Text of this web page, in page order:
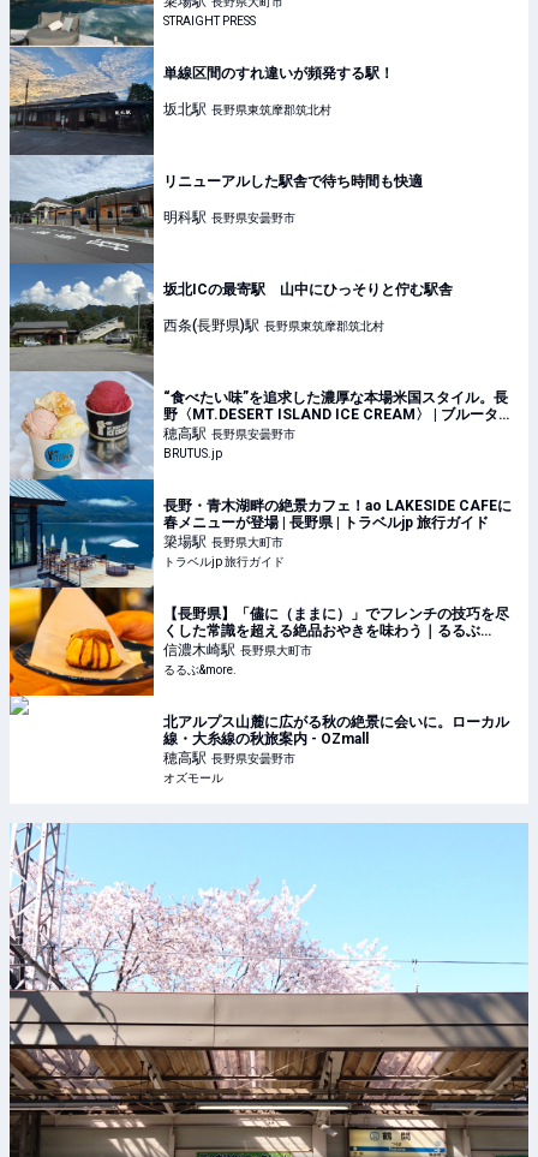
STRAIGHT PRESS
単線区間のすれ違いが頻発する駅！
坂北駅 長野県東筑摩郡筑北村
リニューアルした駅舎で待ち時間も快適
明科駅 長野県安曇野市
坂北ICの最寄駅 山中にひっそりと佇む駅舎
西条(長野県)駅 長野県東筑摩郡筑北村
“食べたい味”を追求した濃厚な本場米国スタイル。長
野〈MT.DESERT ISLAND ICE CREAM〉 | ブルータス|
BRUTUS.jp
穂高駅 長野県安曇野市
BRUTUS.jp
長野・青木湖畔の絶景カフェ！ao LAKESIDE CAFEに
春メニューが登場 | 長野県 | トラベルjp 旅行ガイド
簗場駅 長野県大町市
トラベルjp 旅行ガイド
【長野県】「儘に（ままに）」でフレンチの技巧を尽
くした常識を超える絶品おやきを味わう｜るるぶ
&more.
信濃木崎駅 長野県大町市
るるぶ&more.
北アルプス山麓に広がる秋の絶景に会いに。ローカル
線・大糸線の秋旅案内 - OZmall
穂高駅 長野県安曇野市
オズモール